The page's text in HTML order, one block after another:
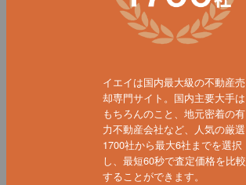
イエイは国内最大級の不動産売
却専門サイト。国内主要大手は
もちろんのこと、地元密着の有
力不動産会社など、人気の厳選
1700社から最大6社までを選択
し、最短60秒で査定価格を比較
することができます。